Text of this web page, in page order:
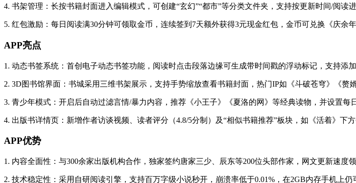
4. 书架管理：长按书籍封面进入编辑模式，可创建“玄幻”“都市”等分类文件夹，支持按更新时间/阅读
5. 红包激励：每日阅读满30分钟可领取金币，连续签到7天额外获得3元现金红包，金币可兑换《庆余
APP亮点
1. 动态书签系统：首创电子动态书签功能，阅读时点击段落边缘可生成带时间戳的浮动标记，支持添
2. 3D图书馆界面：书城采用三维书架展示，支持手势缩放查看书籍封面，热门IP如《斗破苍穹》《赘
3. 青少年模式：开启后自动过滤言情/暴力内容，推荐《小王子》《夏洛的网》等经典读物，并设置每
4. 出版书详情页：新增作者访谈视频、读者评分（4.8/5分制）及“相似书籍推荐”板块，如《活着》下
APP优势
1. 内容全面性：与300余家出版机构合作，独家签约唐家三少、辰东等200位头部作家，网文更新速度
2. 技术稳定性：采用自研阅读引擎，支持百万字级小说秒开，崩溃率低于0.01%，在2GB内存手机上仍